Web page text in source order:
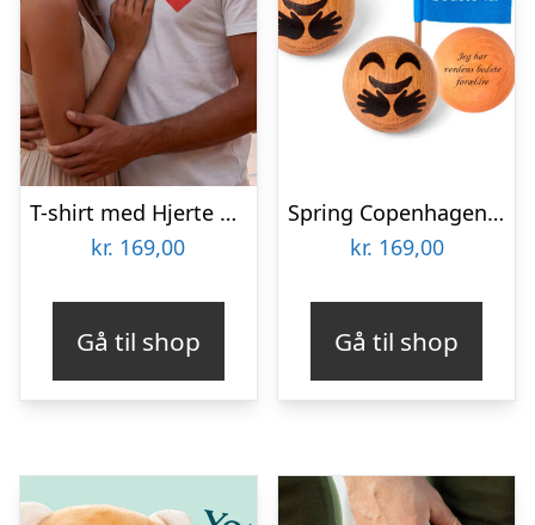
T-shirt med Hjerte & Bogstaver
kr. 169,00
Gå til shop
Spring Copenhagen Celebration, mor & far udgave
kr. 169,00
Gå til shop